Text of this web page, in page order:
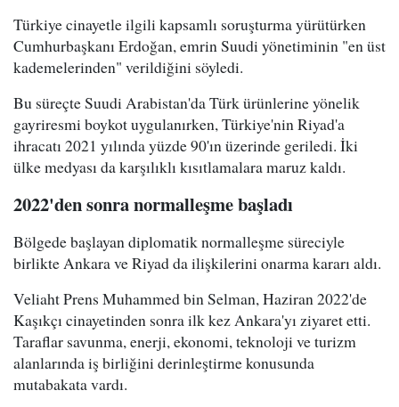
Türkiye cinayetle ilgili kapsamlı soruşturma yürütürken
Cumhurbaşkanı Erdoğan, emrin Suudi yönetiminin "en üst
kademelerinden" verildiğini söyledi.
Bu süreçte Suudi Arabistan'da Türk ürünlerine yönelik
gayriresmi boykot uygulanırken, Türkiye'nin Riyad'a
ihracatı 2021 yılında yüzde 90'ın üzerinde geriledi. İki
ülke medyası da karşılıklı kısıtlamalara maruz kaldı.
2022'den sonra normalleşme başladı
Bölgede başlayan diplomatik normalleşme süreciyle
birlikte Ankara ve Riyad da ilişkilerini onarma kararı aldı.
Veliaht Prens Muhammed bin Selman, Haziran 2022'de
Kaşıkçı cinayetinden sonra ilk kez Ankara'yı ziyaret etti.
Taraflar savunma, enerji, ekonomi, teknoloji ve turizm
alanlarında iş birliğini derinleştirme konusunda
mutabakata vardı.